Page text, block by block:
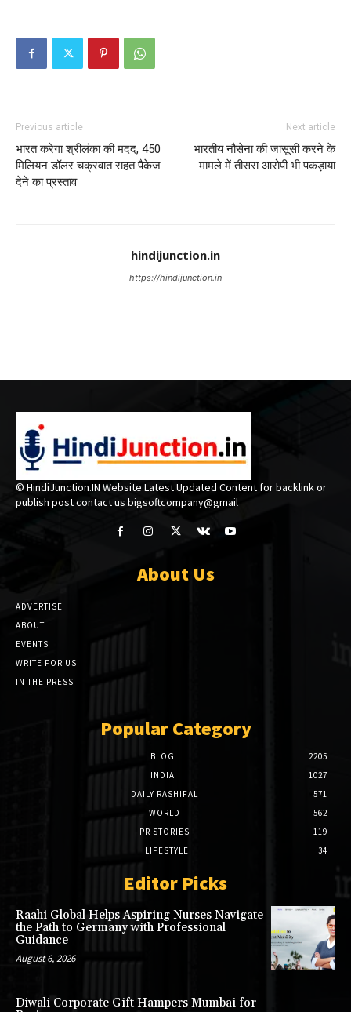
Previous article
भारत करेगा श्रीलंका की मदद, 450
मिलियन डॉलर चक्रवात राहत पैकेज
देने का प्रस्ताव
Next article
भारतीय नौसेना की जासूसी करने के
मामले में तीसरा आरोपी भी पकड़ाया
hindijunction.in
https://hindijunction.in
© HindiJunction.IN Website Latest Updated Content for backlink or
publish post contact us bigsoftcompany@gmail
About Us
ADVERTISE
ABOUT
EVENTS
WRITE FOR US
IN THE PRESS
Popular Category
BLOG
2205
INDIA
1027
DAILY RASHIFAL
571
WORLD
562
PR STORIES
119
LIFESTYLE
34
Editor Picks
Raahi Global Helps Aspiring Nurses Navigate
the Path to Germany with Professional
Guidance
August 6, 2026
Diwali Corporate Gift Hampers Mumbai for